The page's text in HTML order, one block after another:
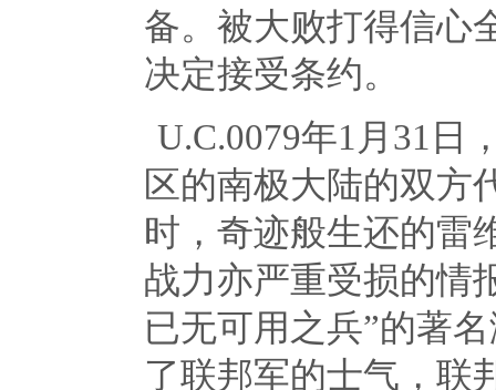
备。被大败打得信心
决定接受条约。
U.C.0079年1 月 31 日
区的南极大陆的双方
时，奇迹般生还的雷
战力亦严重受损的情
已无可用之兵”的著
了联邦军的士气，联